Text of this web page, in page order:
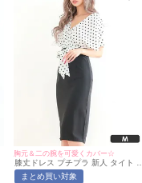
胸元＆二の腕を可愛くカバー☆
膝丈ドレス プチプラ 新人 タイト 半
袖 ドット柄 低身長 リボン Vネック
バイカラー 白 キャバドレス (あおぽ
まとめ買い対象